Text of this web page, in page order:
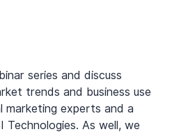
series and discuss
trends and business use
marketing experts and a
As well, we